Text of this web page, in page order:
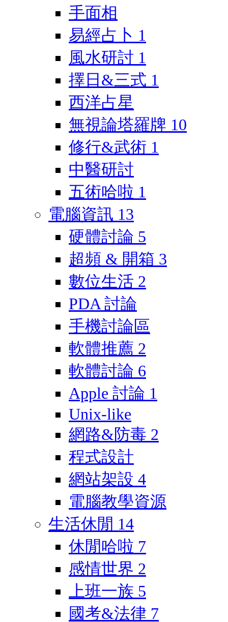
手面相
易經占卜 1
風水研討 1
擇日&三式 1
西洋占星
無視論塔羅牌 10
修行&武術 1
中醫研討
五術哈啦 1
電腦資訊 13
硬體討論 5
超頻 & 開箱 3
數位生活 2
PDA 討論
手機討論區
軟體推薦 2
軟體討論 6
Apple 討論 1
Unix-like
網路&防毒 2
程式設計
網站架設 4
電腦教學資源
生活休閒 14
休閒哈啦 7
感情世界 2
上班一族 5
國考&法律 7